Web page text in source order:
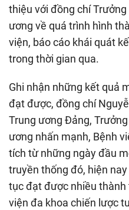
thiệu với đồng chí
ương về quá trình hình
viện, báo cáo khái quát
trong thời gian qua.
Ghi nhận những kết quả
đạt được, đồng chí
Trung ương Đảng,
ương nhấn mạnh, Bệnh
tích từ những ngày đầu
truyền thống đó, hiện
tục đạt được nhiều thành
viện đa khoa chiến lược